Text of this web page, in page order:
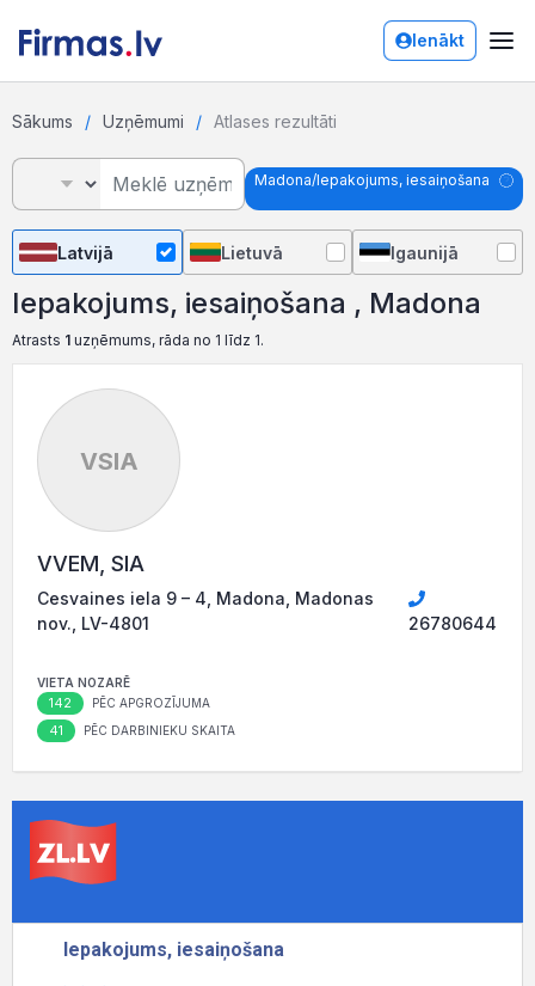
Ienākt
Sākums Uzņēmumi Atlases rezultāti
Madona/Iepakojums, iesaiņošana
Latvijā Lietuvā Igaunijā
Iepakojums, iesaiņošana , Madona
Atrasts 1 uzņēmums, rāda no 1 līdz 1.
VSIA
VVEM, SIA
Cesvaines iela 9 – 4, Madona, Madonas
nov., LV-4801
26780644
VIETA NOZARĒ
142 PĒC APGROZĪJUMA
41 PĒC DARBINIEKU SKAITA